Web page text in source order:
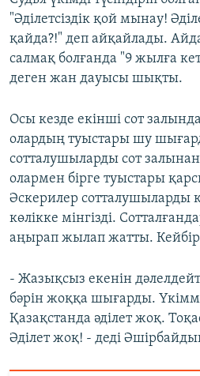
720p
"Әділетсіздік қой мынау!
қайда?!" деп айқайлады.
салмақ болғанда "9 жылға
деген жан дауысы шықты.
Осы кезде екінші сот
олардың туыстары шу
сотталушыларды сот
олармен бірге туыстары
Әскерилер сотталушыларды
көлікке мінгізді.
аңырап жылап жатты.
- Жазықсыз екенін
бәрін жоққа шығарды.
Қазақстанда әділет жоқ.
Әділет жоқ! - деді